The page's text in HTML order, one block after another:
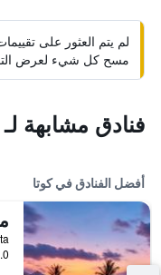
لم يتم العثور على
مسح كل شيء لعرض
فنادق مشابهة
أفضل الفنادق في كوتا
0.0